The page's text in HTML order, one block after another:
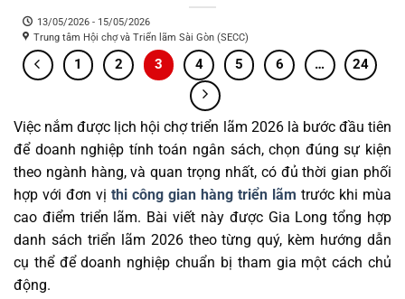
13/05/2026 - 15/05/2026
Trung tâm Hội chợ và Triển lãm Sài Gòn (SECC)
1 2 3 4 5 6 … 24
Việc nắm được lịch hội chợ triển lãm 2026 là bước đầu tiên
để doanh nghiệp tính toán ngân sách, chọn đúng sự kiện
theo ngành hàng, và quan trọng nhất, có đủ thời gian phối
hợp với đơn vị thi công gian hàng triển lãm trước khi mùa
cao điểm triển lãm. Bài viết này được Gia Long tổng hợp
danh sách triển lãm 2026 theo từng quý, kèm hướng dẫn
cụ thể để doanh nghiệp chuẩn bị tham gia một cách chủ
động.